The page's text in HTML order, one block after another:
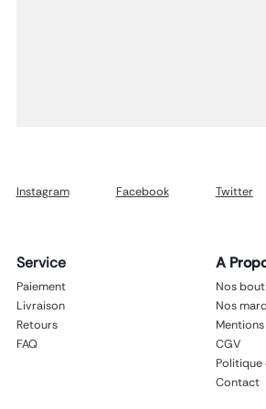
Instagram Facebook Twitter
Service
Paiement
Livraison
Retours
FAQ
A
Nos
Nos
CGV
Politique
Contact